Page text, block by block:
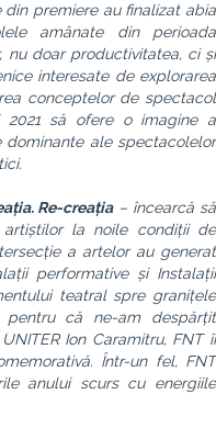
premiere au finalizat abia
amânate din perioada
nu doar productivitatea, ci și
interesate de explorarea
conceptelor de spectacol
să ofere o imagine a
dominante ale spectacolelor
Re-creația– încearcă să
artiștilor la noile condiții de
a artelor au generat
performative și Instalații
teatral spre granițele
că ne-am despărțit
Ion Caramitru, FNT îi
Într-un fel, FNT
anului scurs cu energiile